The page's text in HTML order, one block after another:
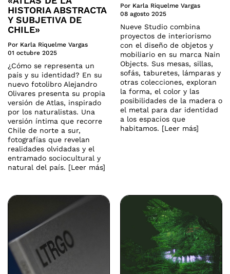
HISTORIA ABSTRACTA
Y SUBJETIVA DE
CHILE»
Por Karla Riquelme Vargas
01 octubre 2025
¿Cómo se representa un
país y su identidad? En su
nuevo fotolibro Alejandro
Olivares presenta su propia
versión de Atlas, inspirado
por los naturalistas. Una
versión íntima que recorre
Chile de norte a sur,
fotografías que revelan
realidades olvidadas y el
entramado sociocultural y
natural del país. [Leer más]
Por Karla Riquelme Vargas
08 agosto 2025
Nueve Studio combina
proyectos de interiorismo
con el diseño de objetos y
mobiliario en su marca Nain
Objects. Sus mesas, sillas,
sofás, taburetes, lámparas y
otras colecciones, exploran
la forma, el color y las
posibilidades de la madera o
el metal para dar identidad
a los espacios que
habitamos. [Leer más]